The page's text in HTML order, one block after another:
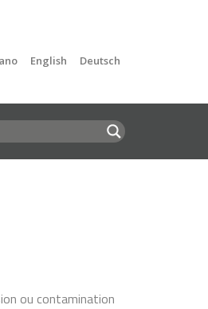
English Deutsch
ou contamination